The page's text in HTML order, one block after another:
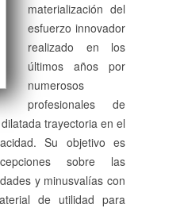
materialización del
esfuerzo innovador
realizado en los
últimos años por
numerosos
profesionales de
trayectoria en el
Su objetivo es
sobre las
y minusvalías con
de utilidad para